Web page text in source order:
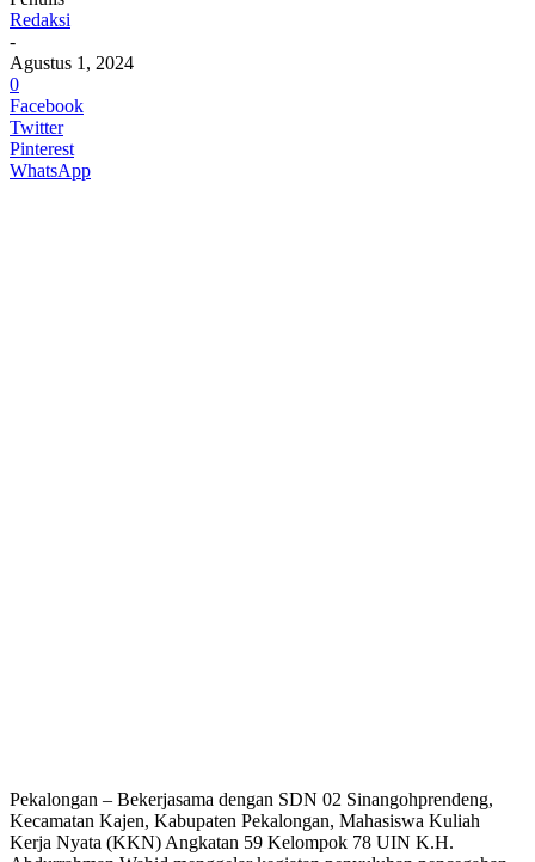
Redaksi
-
Agustus 1, 2024
0
Facebook
Twitter
Pinterest
WhatsApp
Pekalongan – Bekerjasama dengan SDN 02 Sinangohprendeng,
Kecamatan Kajen, Kabupaten Pekalongan, Mahasiswa Kuliah
Kerja Nyata (KKN) Angkatan 59 Kelompok 78 UIN K.H.